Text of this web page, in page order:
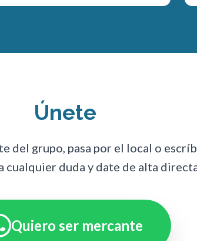
Únete
del grupo, pasa por el local o
cualquier duda y date de alta
Quiero ser mercante